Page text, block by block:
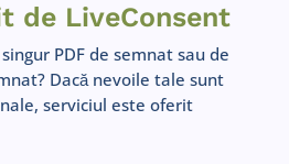
de LiveConsent
PDF de semnat sau de
Dacă nevoile tale sunt
serviciul este oferit